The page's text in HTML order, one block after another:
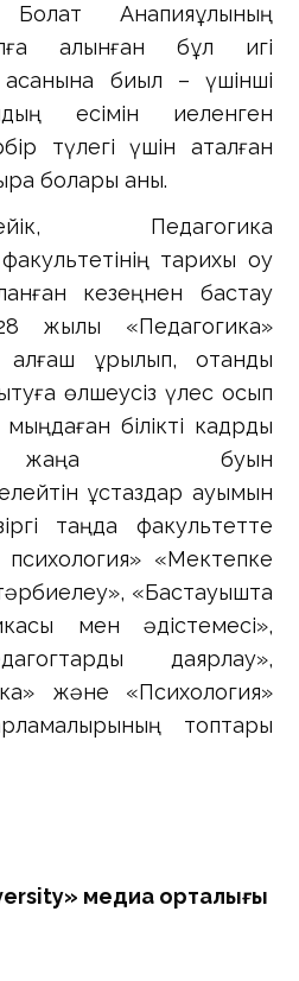
Болат Анапияұлының
алынған бұл игі
биыл – үшінші
есімін иеленген
түлегі үшін аталған
болары анық.
Педагогика
тарихы оқу
кезеңнен бастау
жылы «Педагогика»
құрылып, отандық
өлшеусіз үлес қосып
білікті кадрды
жаңа буын
ұстаздар қауымын
таңда факультетте
«Мектепке
«Бастауышта
мен әдістемесі»,
даярлау»,
және «Психология»
топтары
медиа орталығы